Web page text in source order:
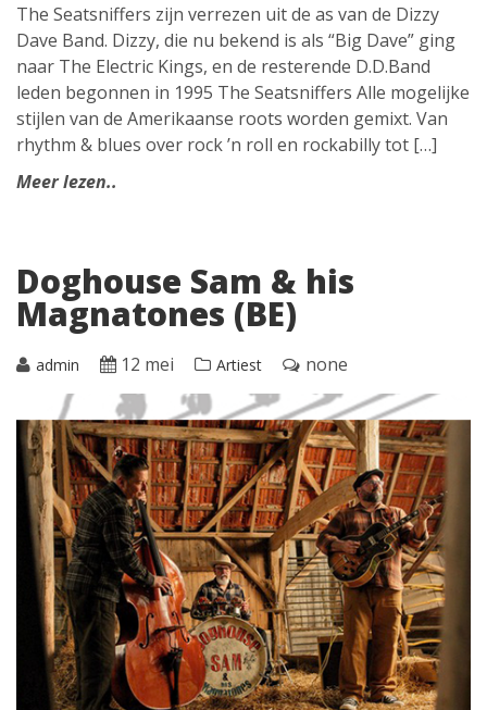
The Seatsniffers zijn verrezen uit de as van de Dizzy
Dave Band. Dizzy, die nu bekend is als “Big Dave” ging
naar The Electric Kings, en de resterende D.D.Band
leden begonnen in 1995 The Seatsniffers Alle mogelijke
stijlen van de Amerikaanse roots worden gemixt. Van
rhythm & blues over rock ’n roll en rockabilly tot […]
Meer lezen..
Doghouse Sam & his
Magnatones (BE)
admin 12 mei Artiest none